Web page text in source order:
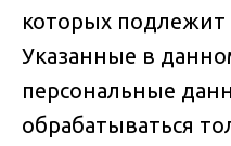
которых
Указанные в
персональные
обрабатываться